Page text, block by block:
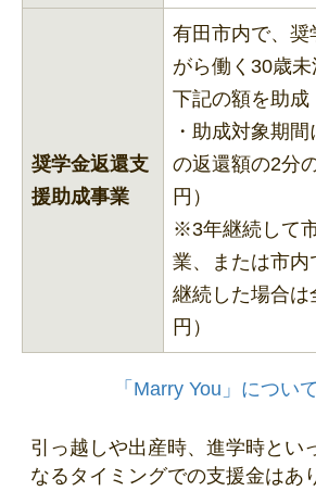
奨学金返還支
援助成事業
有田市内で、奨
がら働く30歳未
下記の額を助成
・助成対象期
の返還額の2分
円）
※3年継続して
業、または市内
継続した場合
円）
「Marry You」につい
引っ越しや出産時、進学時とい
なるタイミングでの支援金はあ